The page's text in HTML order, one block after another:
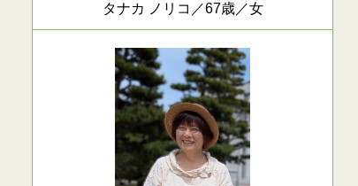
タナカ ノリコ／67歳／女